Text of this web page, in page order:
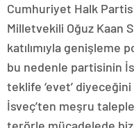
Cumhuriyet Halk
Milletvekili Oğuz Kaan
katılımıyla genişleme
bu nedenle partisinin
teklife ‘evet’ diyeceğini
İsveç’ten meşru